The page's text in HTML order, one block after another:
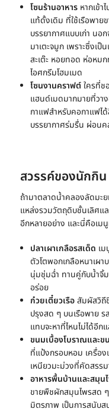
โซนร้านอาหารหากเข้า
แท้ดั้งเดิม ที่ใช้เรือพาย
บรรยากาศแบบเก่า นอ
มาเตะจมูก เพราะซึ่งเ
สะเต๊ะ หอยทอด ห่อหม
ไอศกรีมโฮมเมด
โซนงานคราฟต์ใครที่ช
แฮนด์เมดมากมายที่วา
กาแฟสำหรับคอกาแฟ
บรรยากาศร่มรื่น ผ่อน
สวรรค์ของนักกิน
ถ้ามาตลาดน้ำคลองลัดมะ
แหล่งรวมวัตถุดิบชั้นเลิศแ
อีกหลายอย่าง และนี่คือเม
ปลาเผาเกลือรสเด็ด เ
ตัวโตพอกเกลือหนาเผ
นุ่มชุ่มฉ่ำ ทานคู่กับน้ำจิ้
อร่อย
ก๋วยเตี๋ยวเรือสัมผัสวิถี
ปรุงสด ๆ บนเรือพาย
แทบจะหาที่ไหนไม่ได้อีก
ขนมเบื้องโบราณและข
ที่แป้งกรอบหอม เครื่อ
เหนียวมะม่วงที่คัดสรร
อาหารพื้นบ้านและสมุน
ขายพืชผักสมุนไพรสด ๆ
มิตรภาพ เป็นการสนับ